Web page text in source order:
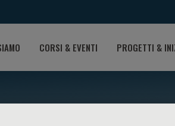
CORSI & EVENTI PROGETTI &